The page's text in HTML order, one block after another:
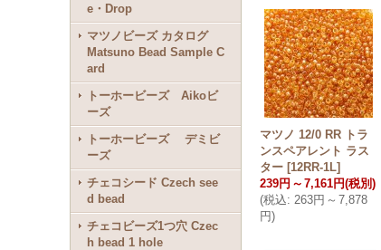
e・Drop
マツノビーズ カタログ
Matsuno Bead Sample C
ard
トーホービーズ Aikoビ
ーズ
トーホービーズ デミビ
ーズ
チェコシード Czech see
d bead
チェコビーズ1つ穴 Czec
h bead 1 hole
マツノ 12/0 RR トラ
ンスペアレント ラス
ター [12RR-1L]
239円 ～ 7,161円(税別)
(税込: 263円 ～ 7,878
円)